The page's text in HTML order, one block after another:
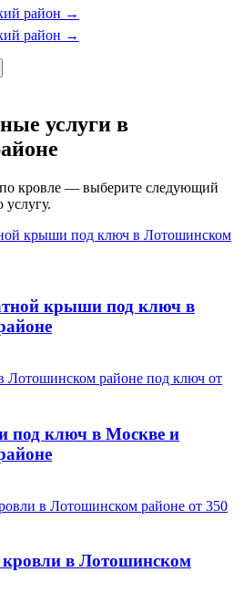
район →
район →
услуги в
кровле — выберите следующий
крыши под ключ в
от
под ключ в Москве и
от 350
кровли в Лотошинском